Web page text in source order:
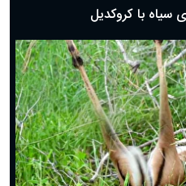
سیاه با کروکدیل